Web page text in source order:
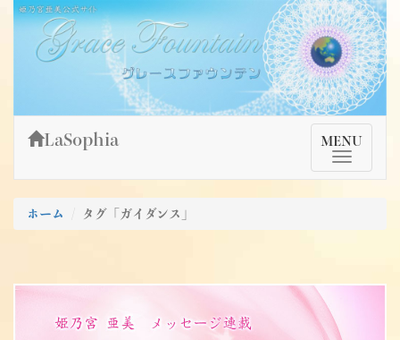
Skip
content
姫乃宮亜美公式サイト～Grace Fountain～
グレースファウンテン
TMenu
MENU
LaSophia
ホーム タグ「ガイダンス」